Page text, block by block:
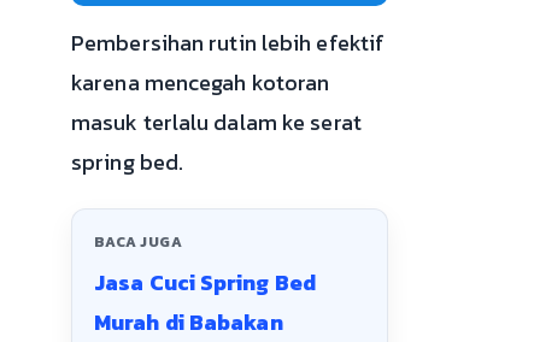
Pembersihan rutin lebih efektif
karena mencegah kotoran
masuk terlalu dalam ke serat
spring bed.
BACA JUGA
Jasa Cuci Spring Bed
Murah di Babakan